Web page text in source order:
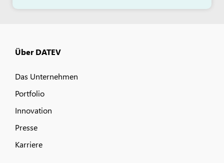
Über DATEV
Das Unternehmen
Portfolio
Innovation
Presse
Karriere